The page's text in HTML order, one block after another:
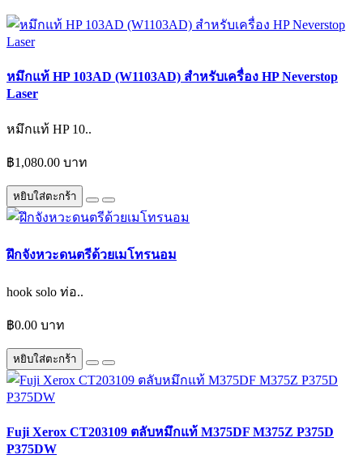
หมึกแท้ HP 103AD (W1103AD) สำหรับเครื่อง HP Neverstop
Laser
หมึกแท้ HP 10..
฿1,080.00 บาท
หยิบใส่ตะกร้า
ฝึกจังหวะดนตรีด้วยเมโทรนอม
hook solo ท่อ..
฿0.00 บาท
หยิบใส่ตะกร้า
Fuji Xerox CT203109 ตลับหมึกแท้ M375DF M375Z P375D
P375DW